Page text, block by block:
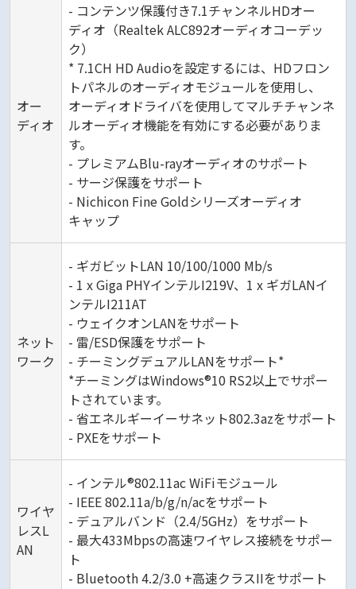
オー
ディオ
- コンテンツ保護付き7.1チャンネルHDオー
ディオ（Realtek ALC892オーディオコーデッ
ク）
* 7.1CH HD Audioを設定するには、HDフロン
トパネルのオーディオモジュールを使用し、
オーディオドライバを使用してマルチチャンネ
ルオーディオ機能を有効にする必要がありま
す。
- プレミアムBlu-rayオーディオのサポート
- サージ保護をサポート
- Nichicon Fine Goldシリーズオーディオ
キャップ
ネット
ワーク
- ギガビットLAN 10/100/1000 Mb/s
- 1 x Giga PHYインテルI219V、1 x ギガLANイ
ンテルI211AT
- ウェイクオンLANをサポート
- 雷/ESD保護をサポート
- チーミングデュアルLANをサポート*
*チーミングはWindows®10 RS2以上でサポー
トされています。
- 省エネルギーイーサネット802.3azをサポート
- PXEをサポート
ワイヤ
レスL
AN
- インテル®802.11ac WiFiモジュール
- IEEE 802.11a/b/g/n/acをサポート
- デュアルバンド（2.4/5GHz）をサポート
- 最大433Mbpsの高速ワイヤレス接続をサポー
ト
- Bluetooth 4.2/3.0 +高速クラスIIをサポート